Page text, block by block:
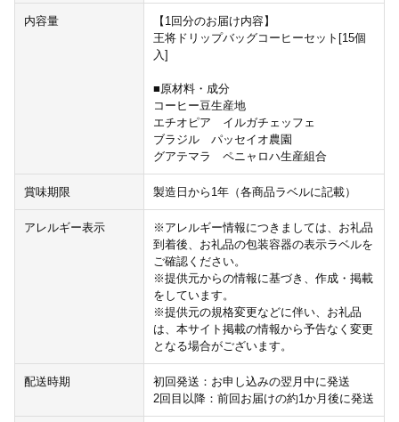
内容量
【1回分のお届け内容】
王将ドリップバッグコーヒーセット[15個
入]
■原材料・成分
コーヒー豆生産地
エチオピア イルガチェッフェ
ブラジル パッセイオ農園
グアテマラ ペニャロハ生産組合
賞味期限 製造日から1年（各商品ラベルに記載）
アレルギー表示
※アレルギー情報につきましては、お礼品
到着後、お礼品の包装容器の表示ラベルを
ご確認ください。
※提供元からの情報に基づき、作成・掲載
をしています。
※提供元の規格変更などに伴い、お礼品
は、本サイト掲載の情報から予告なく変更
となる場合がございます。
配送時期
初回発送：お申し込みの翌月中に発送
2回目以降：前回お届けの約1か月後に発送